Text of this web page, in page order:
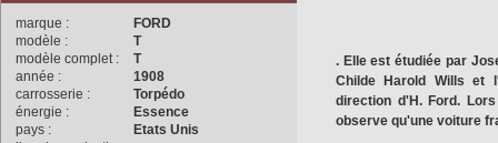
marque :
FORD
modèle :
T
modèle complet :
T
année :
1908
carrosserie :
Torpédo
énergie :
Essence
pays :
Etats Unis
. Elle est étudiée par
Childe Harold Wills et
direction d'H. Ford.
observe qu'une voiture